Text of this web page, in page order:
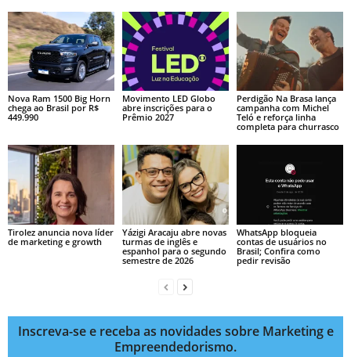
Nova Ram 1500 Big Horn
chega ao Brasil por R$
449.990
Movimento LED Globo
abre inscrições para o
Prêmio 2027
Perdigão Na Brasa lança
campanha com Michel
Teló e reforça linha
completa para churrasco
Tirolez anuncia nova líder
de marketing e growth
Yázigi Aracaju abre novas
turmas de inglês e
espanhol para o segundo
semestre de 2026
WhatsApp bloqueia
contas de usuários no
Brasil; Confira como
pedir revisão
Inscreva-se e receba as novidades sobre Marketing e
Empreendedorismo.